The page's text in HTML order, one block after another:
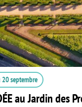
20 septembre
au Jardin des